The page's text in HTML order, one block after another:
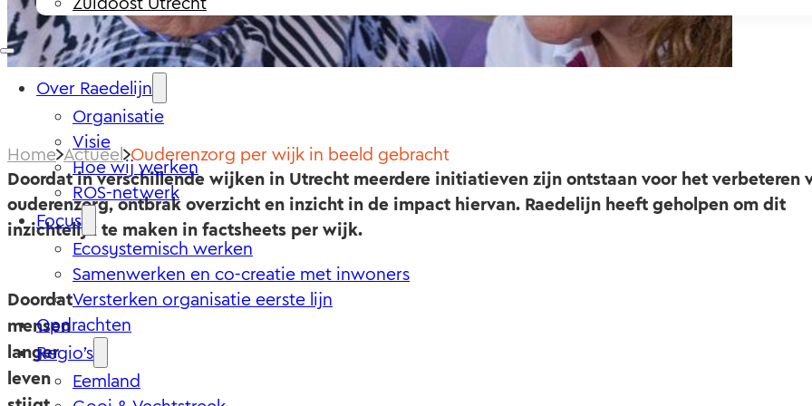
Over Raedelijn
Organisatie
Visie
Hoe wij werken
ROS-netwerk
Focus
Ecosystemisch werken
Samenwerken en co-creatie met inwoners
Versterken organisatie eerste lijn
Opdrachten
Regio’s
Eemland
Home Actueel Ouderenzorg per wijk in beeld gebracht
Doordat in verschillende wijken in Utrecht meerdere initiatieven zijn ontstaan voor het verbeteren
ouderenzorg, ontbrak overzicht en inzicht in de impact hiervan. Raedelijn heeft geholpen om dit
inzichtelijk te maken in factsheets per wijk.
Doordat
mensen
langer
leven